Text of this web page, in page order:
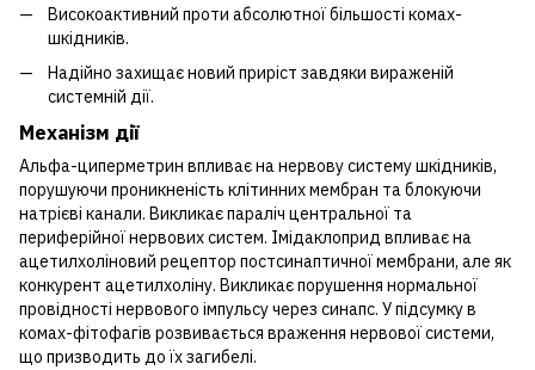
Високоактивний проти абсолютної більшості комах-
шкідників.
Надійно захищає новий приріст завдяки вираженій
системній дії.
Механізм дії
Альфа-циперметрин впливає на нервову систему шкідників,
порушуючи проникненість клітинних мембран та блокуючи
натрієві канали. Викликає параліч центральної та
периферійної нервових систем. Імідаклоприд впливає на
ацетилхоліновий рецептор постсинаптичної мембрани, але як
конкурент ацетилхоліну. Викликає порушення нормальної
провідності нервового імпульсу через синапс. У підсумку в
комах-фітофагів розвивається враження нервової системи,
що призводить до їх загибелі.